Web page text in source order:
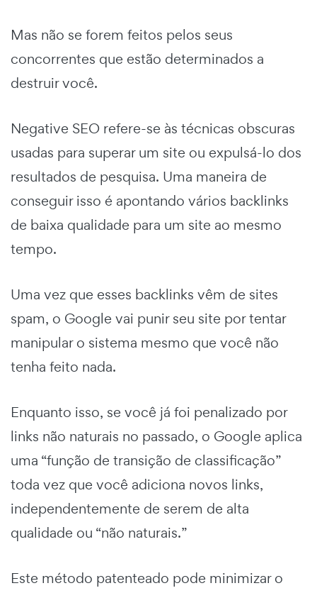
Mas não se forem feitos pelos seus
concorrentes que estão determinados a
destruir você.
Negative SEO refere-se às técnicas obscuras
usadas para superar um site ou expulsá-lo dos
resultados de pesquisa. Uma maneira de
conseguir isso é apontando vários backlinks
de baixa qualidade para um site ao mesmo
tempo.
Uma vez que esses backlinks vêm de sites
spam, o Google vai punir seu site por tentar
manipular o sistema mesmo que você não
tenha feito nada.
Enquanto isso, se você já foi penalizado por
links não naturais no passado, o Google aplica
uma “função de transição de classificação”
toda vez que você adiciona novos links,
independentemente de serem de alta
qualidade ou “não naturais.”
Este método patenteado pode minimizar o